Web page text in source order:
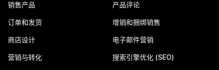
销售产品
订单和发货
商店设计
营销与转化
产品评论
增销和捆绑销售
电子邮件营销
搜索引擎优化 (SEO)